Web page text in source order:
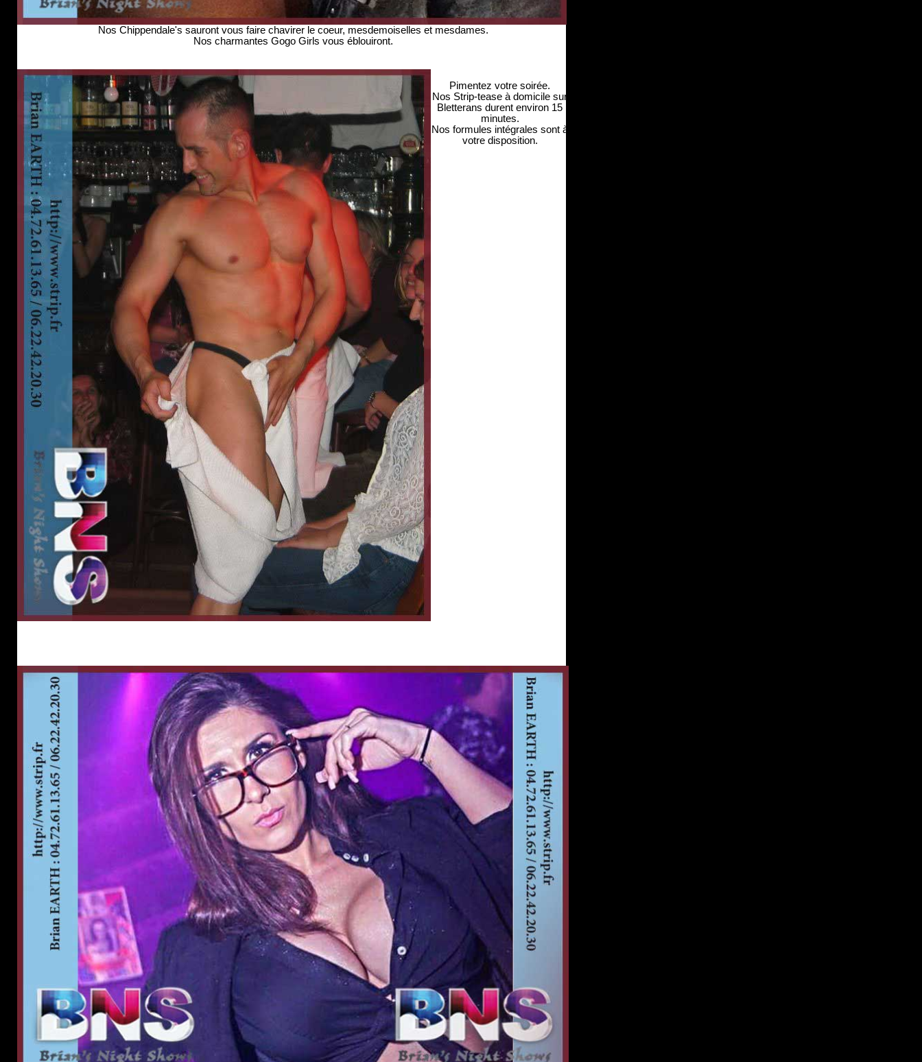
Nos Chippendale's sauront vous faire chavirer le coeur, mesdemoiselles et mesdames.
Nos charmantes Gogo Girls vous éblouiront.
Pimentez votre soirée.
Nos Strip-tease à domicile sur
Bletterans durent environ 15
minutes.
Nos formules intégrales sont à
votre disposition.